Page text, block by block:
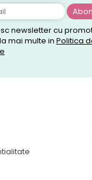
newsletter cu
mai multe in Politica